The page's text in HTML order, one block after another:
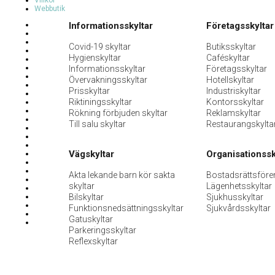
Webbutik
Informationsskyltar
Covid-19 skyltar
Hygienskyltar
Informationsskyltar
Övervakningsskyltar
Prisskyltar
Riktiningsskyltar
Rökning förbjuden skyltar
Till salu skyltar
Företagsskyltar
Butiksskyltar
Caféskyltar
Företagsskyltar
Hotellskyltar
Industriskyltar
Kontorsskyltar
Reklamskyltar
Vägskyltar
Akta lekande barn kör sakta
skyltar
Bilskyltar
Funktionsnedsättningsskyltar
Gatuskyltar
Parkeringsskyltar
Reflexskyltar
Lägenhetsskyltar
Sjukhusskyltar
Sjukvårdsskyltar